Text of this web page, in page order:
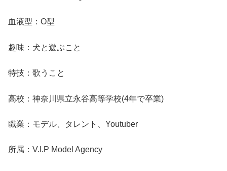
血液型：O型
趣味：犬と遊ぶこと
特技：歌うこと
高校：神奈川県立永谷高等学校(4年で卒業)
職業：モデル、タレント、Youtuber
所属：V.I.P Model Agency